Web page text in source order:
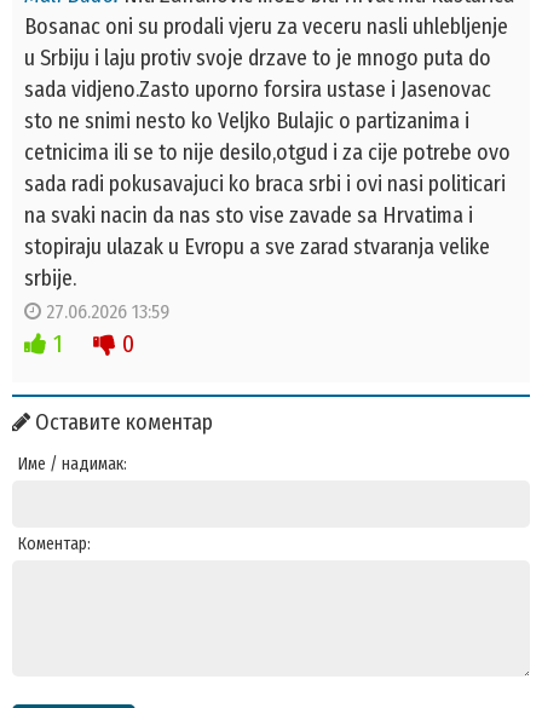
Bosanac oni su prodali vjeru za veceru nasli uhlebljenje
u Srbiju i laju protiv svoje drzave to je mnogo puta do
sada vidjeno.Zasto uporno forsira ustase i Jasenovac
sto ne snimi nesto ko Veljko Bulajic o partizanima i
cetnicima ili se to nije desilo,otgud i za cije potrebe ovo
sada radi pokusavajuci ko braca srbi i ovi nasi politicari
na svaki nacin da nas sto vise zavade sa Hrvatima i
stopiraju ulazak u Evropu a sve zarad stvaranja velike
srbije.
27.06.2026 13:59
1 0
Оставите коментар
Име / надимак:
Коментар: